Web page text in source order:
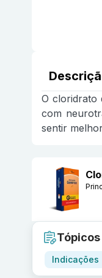
O cloridrato
com
sentir
Tópicos
Indicações